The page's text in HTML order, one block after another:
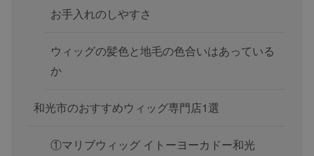
お手入れのしやすさ
ウィッグの髪色と地毛の色合いはあっている
か
和光市のおすすめウィッグ専門店1選
①マリブウィッグ イトーヨーカドー和光